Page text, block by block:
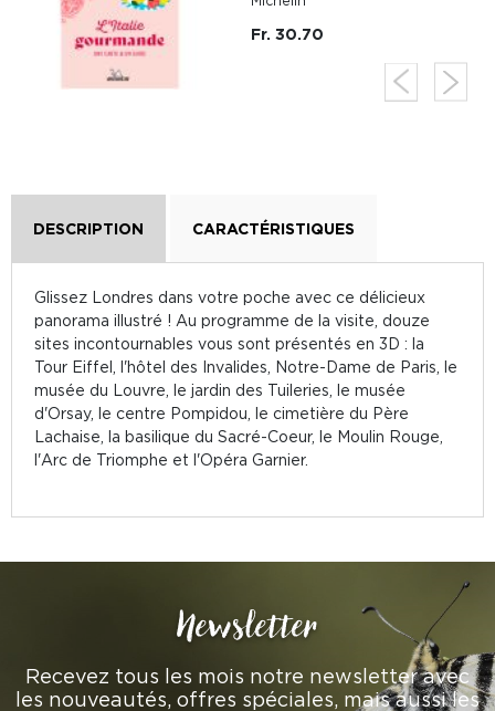
Fr. 30.70
DESCRIPTION CARACTÉRISTIQUES
Glissez Londres dans votre poche avec ce délicieux
panorama illustré ! Au programme de la visite, douze
sites incontournables vous sont présentés en 3D : la
Tour Eiffel, l'hôtel des Invalides, Notre-Dame de Paris, le
musée du Louvre, le jardin des Tuileries, le musée
d'Orsay, le centre Pompidou, le cimetière du Père
Lachaise, la basilique du Sacré-Coeur, le Moulin Rouge,
l'Arc de Triomphe et l'Opéra Garnier.
Newsletter
Recevez tous les mois notre newsletter avec
les nouveautés, offres spéciales, mais aussi les